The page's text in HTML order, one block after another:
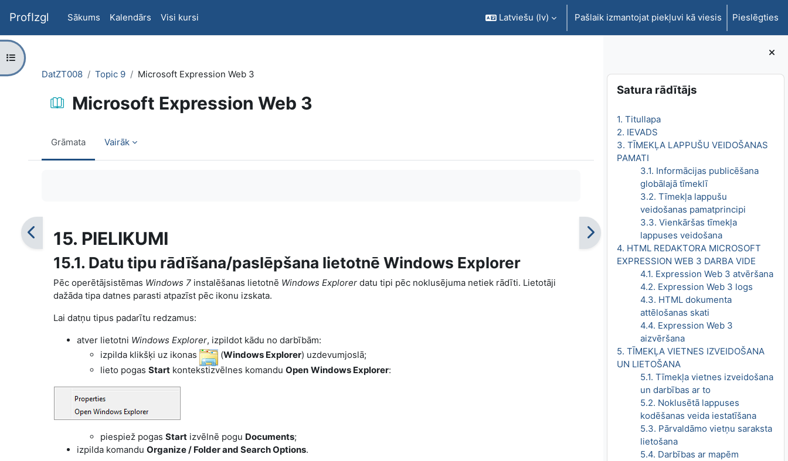
ProfIzgl Sākums Kalendārs Visi kursi Latviešu ‎(lv)‎ Pašlaik izmantojat piekļuvi kā viesis Pieslēgties
Bloki
Izlaist Satura rādītājs
Satura rādītājs
1. Titullapa
2. IEVADS
3. TĪMEKĻA LAPPUŠU VEIDOŠANAS
PAMATI
3.1. Informācijas publicēšana
globālajā tīmeklī
3.2. Tīmekļa lappušu
veidošanas pamatprincipi
3.3. Vienkāršas tīmekļa
lappuses veidošana
4. HTML REDAKTORA MICROSOFT
EXPRESSION WEB 3 DARBA VIDE
4.1. Expression Web 3 atvēršana
4.2. Expression Web 3 logs
4.3. HTML dokumenta
attēlošanas skati
4.4. Expression Web 3
aizvēršana
5. TĪMEKĻA VIETNES IZVEIDOŠANA
UN LIETOŠANA
5.1. Tīmekļa vietnes izveidošana
un darbības ar to
5.2. Noklusētā lappuses
kodēšanas veida iestatīšana
5.3. Pārvaldāmo vietņu saraksta
lietošana
5.4. Darbības ar mapēm
Atvērt kursu indeksu
DatZT008
Topic 9 Microsoft Expression Web 3
Microsoft Expression Web 3
Grāmata Vairāk
15. PIELIKUMI
15.1. Datu tipu rādīšana/paslēpšana lietotnē Windows Explorer
Pēc operētājsistēmas Windows 7 instalēšanas lietotnē Windows Explorer datu tipi pēc noklusējuma netiek rādīti. Lietotāji
dažāda tipa datnes parasti atpazīst pēc ikonu izskata.
Lai datņu tipus padarītu redzamus:
atver lietotni Windows Explorer, izpildot kādu no darbībām:
izpilda klikšķi uz ikonas
(Windows Explorer) uzdevumjoslā;
lieto pogas Start kontekstizvēlnes komandu Open Windows Explorer:
piespiež pogas Start izvēlnē pogu Documents;
izpilda komandu Organize / Folder and Search Options.